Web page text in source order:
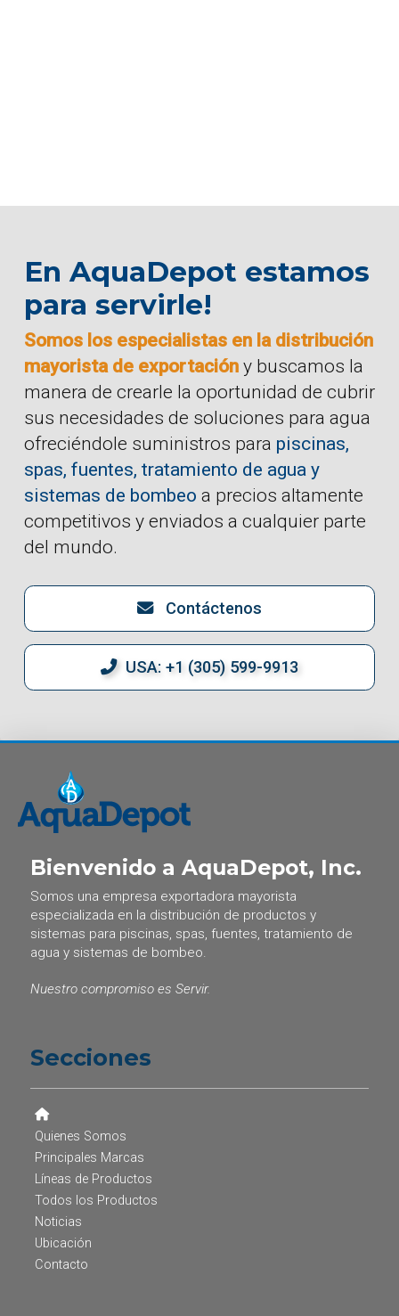
En AquaDepot estamos
para servirle!
Somos los especialistas en la distribución
mayorista de exportacióny buscamos la
manera de crearle la oportunidad de cubrir
sus necesidades de soluciones para agua
ofreciéndole suministros para piscinas,
spas, fuentes, tratamiento de agua y
sistemas de bombeo a precios altamente
competitivos y enviados a cualquier parte
del mundo.
Contáctenos
USA: +1 (305) 599-9913
Bienvenido a AquaDepot, Inc.
Somos una empresa exportadora mayorista
especializada en la distribución de productos y
sistemas para piscinas, spas, fuentes, tratamiento de
agua y sistemas de bombeo.
Nuestro compromiso es Servir.
Secciones
Quienes Somos
Principales Marcas
Líneas de Productos
Todos los Productos
Noticias
Ubicación
Contacto